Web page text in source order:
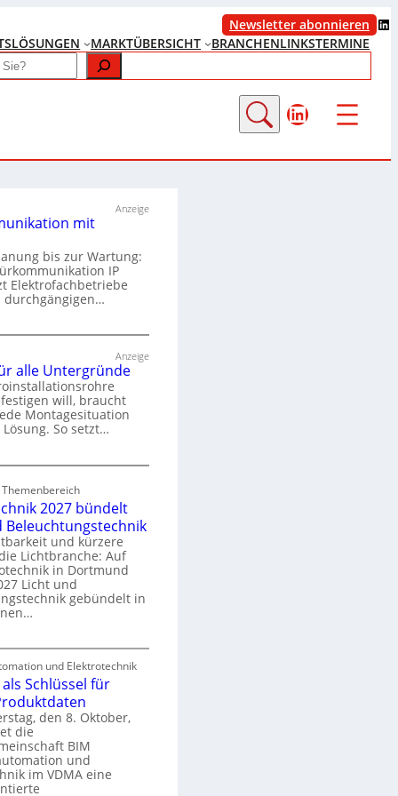
Newsletter abonnieren LinkedIn
LÖSUNGEN MARKTÜBERSICHT BRANCHENLINKSTERMINE
LinkedIn
Anzeige
mit
bis zur Wartung:
IP
Elektrofachbetriebe
durchgängigen…
Anzeige
alle Untergründe
will, braucht
Montagesituation
So setzt…
2027 bündelt
Beleuchtungstechnik
und kürzere
Lichtbranche: Auf
in Dortmund
Licht und
gebündelt in
und Elektrotechnik
als Schlüssel für
den 8. Oktober,
die
BIM
und
im VDMA eine